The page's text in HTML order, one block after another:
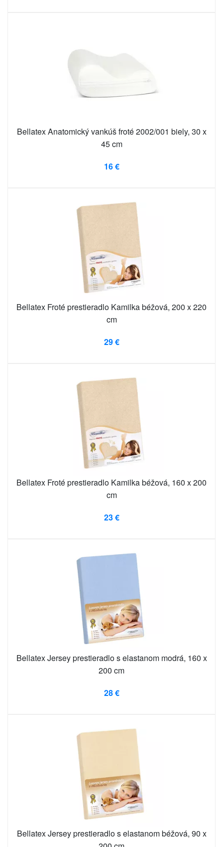
Bellatex Anatomický vankúš froté 2002/001 biely, 30 x
45 cm
16 €
Bellatex Froté prestieradlo Kamilka béžová, 200 x 220
cm
29 €
Bellatex Froté prestieradlo Kamilka béžová, 160 x 200
cm
23 €
Bellatex Jersey prestieradlo s elastanom modrá, 160 x
200 cm
28 €
Bellatex Jersey prestieradlo s elastanom béžová, 90 x